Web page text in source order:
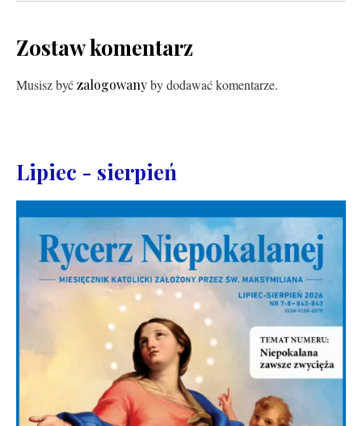
Zostaw komentarz
Musisz byćzalogowanyby dodawać komentarze.
Lipiec - sierpień